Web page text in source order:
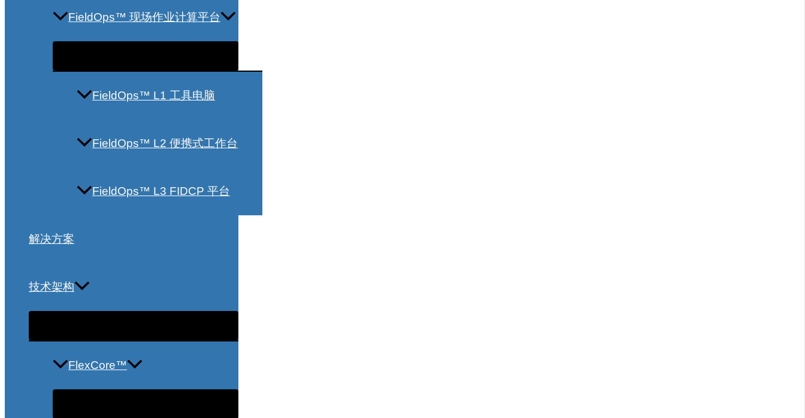
FieldOps™ 现场作业计算平台
FieldOps™ L1 工具电脑
FieldOps™ L2 便携式工作台
FieldOps™ L3 FIDCP 平台
解决方案
技术架构
FlexCore™